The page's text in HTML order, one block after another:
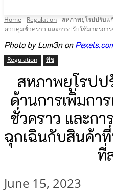
Home Regulation
สหภาพยุโรปปรับแ
ควบคุมชั่วคราว และการปรับใช้มาตรกา
Photo by Lum3n on
Regulation พืช
สหภาพยุโรปป
ด้านการเพิ่มกา
ชั่วคราว และก
ฉุกเฉินกับสินค้าที่
ที่
June 15, 2023